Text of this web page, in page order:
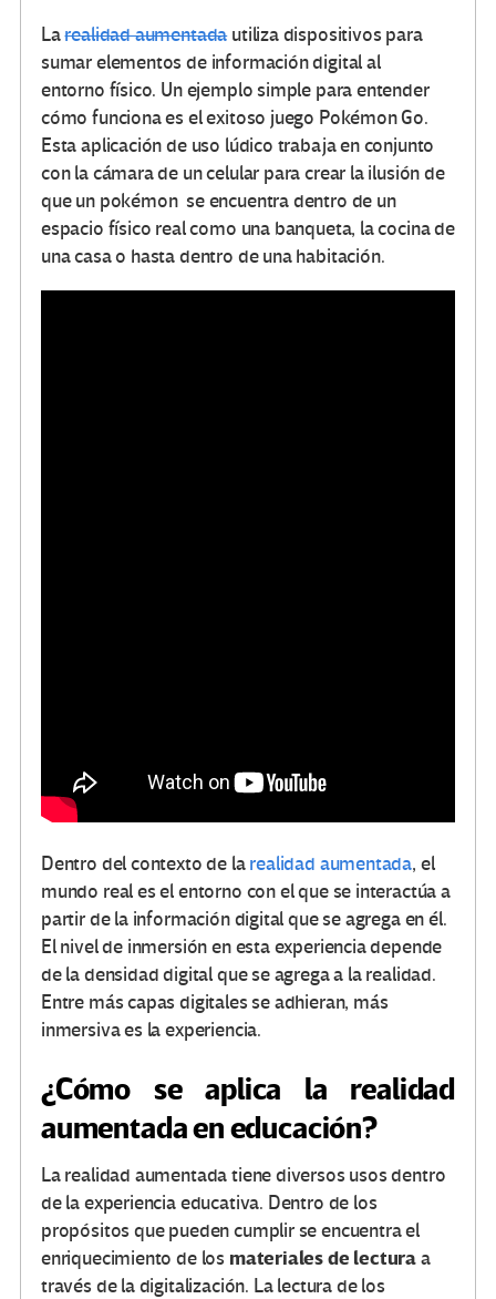
Larealidad aumentadautiliza dispositivos para
sumar elementos de información digital al
entorno físico. Un ejemplo simple para entender
cómo funciona es el exitoso juego Pokémon Go.
Esta aplicación de uso lúdico trabaja en conjunto
con la cámara de un celular para crear la ilusión de
que un pokémon se encuentra dentro de un
espacio físico real como una banqueta, la cocina de
una casa o hasta dentro de una habitación.
Dentro del contexto de larealidad aumentada, el
mundo real es el entorno con el que se interactúa a
partir de la información digital que se agrega en él.
El nivel de inmersión en esta experiencia depende
de la densidad digital que se agrega a la realidad.
Entre más capas digitales se adhieran, más
inmersiva es la experiencia.
¿Cómo se aplica la realidad
aumentada en educación?
La realidad aumentada tiene diversos usos dentro
de la experiencia educativa. Dentro de los
propósitos que pueden cumplir se encuentra el
enriquecimiento de los materiales de lecturaa
través de la digitalización. La lectura de los